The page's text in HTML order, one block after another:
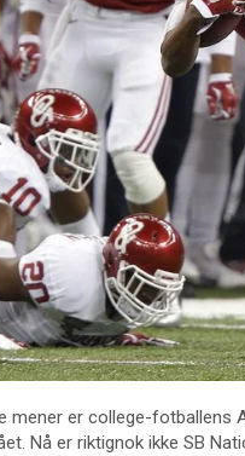
mener er college-fotballens
Nå er riktignok ikke SB